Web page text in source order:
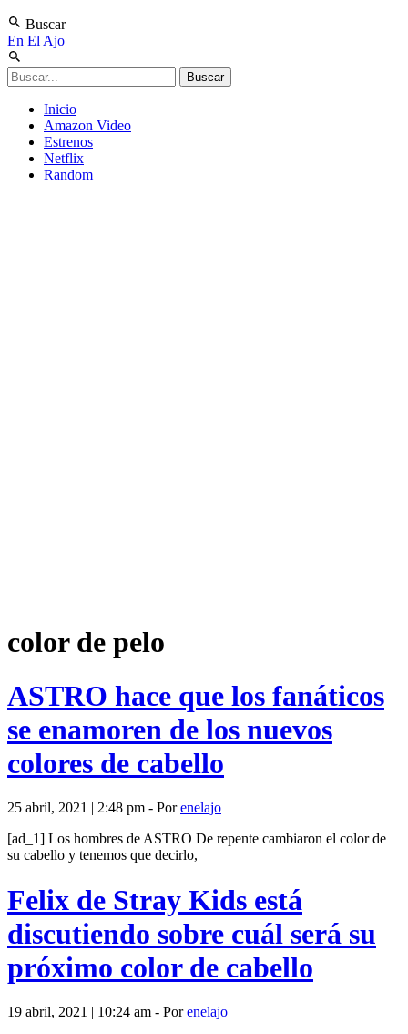
Buscar
En El Ajo
Inicio
Amazon Video
Estrenos
Netflix
Random
color de pelo
ASTRO hace que los fanáticos
se enamoren de los nuevos
colores de cabello
25 abril, 2021 | 2:48 pm - Porenelajo
[ad_1] Los hombres de ASTRO De repente cambiaron el color de
su cabello y tenemos que decirlo,
Felix de Stray Kids está
discutiendo sobre cuál será su
próximo color de cabello
19 abril, 2021 | 10:24 am - Porenelajo